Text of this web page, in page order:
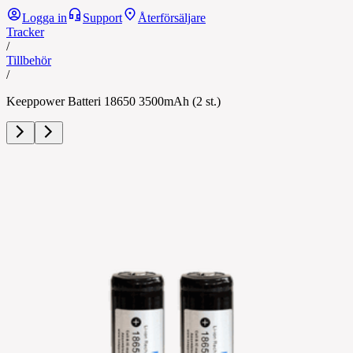
Logga in Support
Återförsäljare
Tracker
/
Tillbehör
/
Keeppower Batteri 18650 3500mAh (2 st.)